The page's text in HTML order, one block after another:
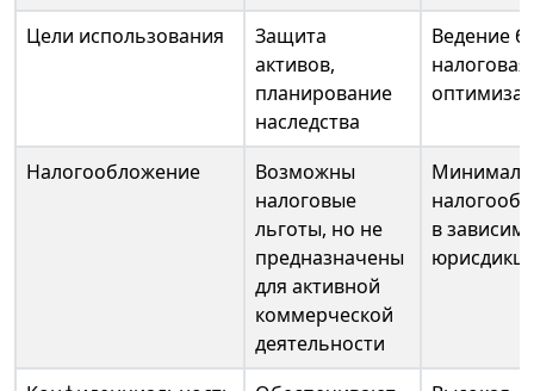
Цели использования
Защита
активов,
планирование
наследства
Ведение
налоговая
Налогообложение
Возможны
налоговые
льготы, но не
предназначены
для активной
коммерческой
деятельности
в